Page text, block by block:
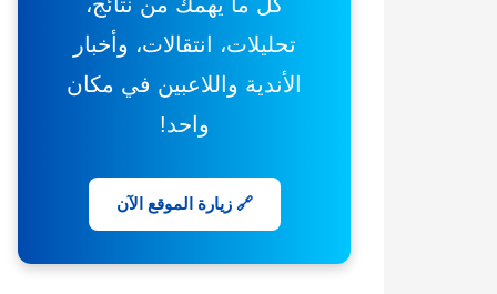
تحليلات، انتقالات، وأخبار
الأندية واللاعبين في مكان
واحد!
🔗 زيارة الموقع الآن